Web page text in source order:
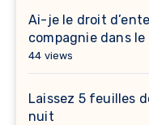
Ai-je le droit
compagnie dans
44 views
Laissez 5 feuilles
nuit